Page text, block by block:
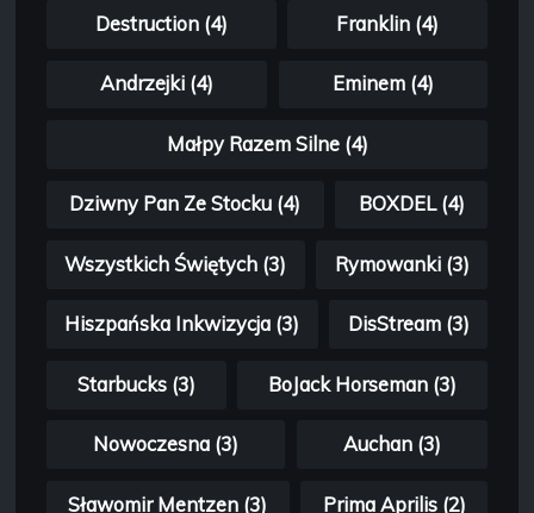
Destruction (4) Franklin (4)
Andrzejki (4) Eminem (4)
Małpy Razem Silne (4)
Dziwny Pan Ze Stocku (4) BOXDEL (4)
Wszystkich Świętych (3) Rymowanki (3)
Hiszpańska Inkwizycja (3) DisStream (3)
Starbucks (3) BoJack Horseman (3)
Nowoczesna (3) Auchan (3)
Sławomir Mentzen (3) Prima Aprilis (2)